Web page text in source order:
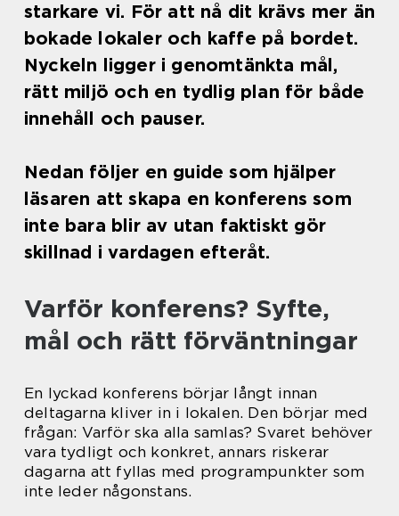
starkare vi. För att nå dit krävs mer än
bokade lokaler och kaffe på bordet.
Nyckeln ligger i genomtänkta mål,
rätt miljö och en tydlig plan för både
innehåll och pauser.
Nedan följer en guide som hjälper
läsaren att skapa en konferens som
inte bara blir av utan faktiskt gör
skillnad i vardagen efteråt.
Varför konferens? Syfte,
mål och rätt förväntningar
En lyckad konferens börjar långt innan
deltagarna kliver in i lokalen. Den börjar med
frågan: Varför ska alla samlas? Svaret behöver
vara tydligt och konkret, annars riskerar
dagarna att fyllas med programpunkter som
inte leder någonstans.